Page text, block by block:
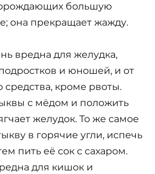
большую
она прекращает жажду.
вредна для желудка,
и юношей, и от
средства, кроме рвоты.
с мёдом и положить
желудок. То же самое
в горячие угли, испечь
пить её сок с сахаром.
для кишок и